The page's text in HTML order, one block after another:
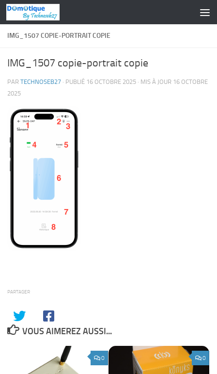
Skip to content
IMG_1507 COPIE-PORTRAIT COPIE
IMG_1507 copie-portrait copie
PAR TECHNOSEB27 · PUBLIÉ 16 OCTOBRE 2025 · MIS À JOUR 16 OCTOBRE
2025
PARTAGER
VOUS AIMEREZ AUSSI...
0 0